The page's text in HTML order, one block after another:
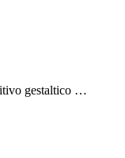
gestaltico …